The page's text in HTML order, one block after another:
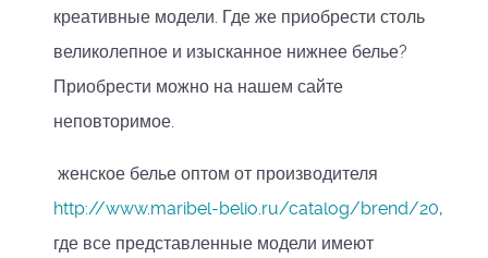
креативные модели. Где же приобрести столь
великолепное и изысканное нижнее белье?
Приобрести можно на нашем сайте
неповторимое.
женское белье оптом от производителя
http://www.maribel-belio.ru/catalog/brend/20,
где все представленные модели имеют